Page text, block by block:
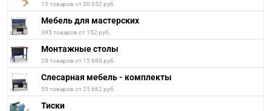
15 товаров от 30 052 руб.
Мебель для мастерских
395 товаров от 152 руб.
Монтажные столы
28 товаров от 15 688 руб.
Слесарная мебель - комплекты
59 товаров от 25 682 руб.
Тиски